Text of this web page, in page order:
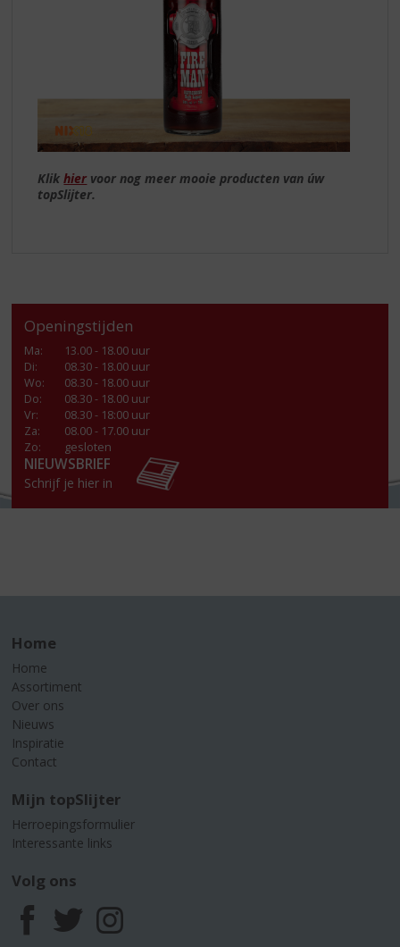
Klikhier voor nog meer mooie producten van úw
topSlijter.
Openingstijden
Ma:
13.00 - 18.00 uur
Di:
08.30 - 18.00 uur
Wo:
08.30 - 18.00 uur
Do:
08.30 - 18.00 uur
Vr:
08.30 - 18:00 uur
Za:
08.00 - 17.00 uur
Zo:
gesloten
NIEUWSBRIEF
Schrijf je hier in
Home
Home
Assortiment
Over ons
Nieuws
Inspiratie
Contact
Mijn topSlijter
Herroepingsformulier
Interessante links
Volg ons
F
T
I